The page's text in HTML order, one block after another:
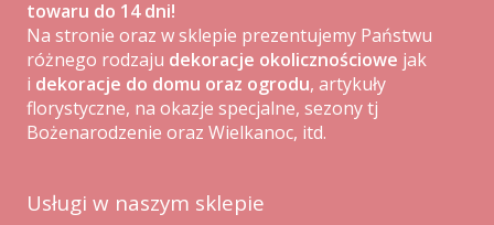
towaru do 14 dni!
Na stronie oraz w sklepie prezentujemy Państwu
różnego rodzaju dekoracje okolicznościowe jak
i dekoracje do domu oraz ogrodu, artykuły
florystyczne, na okazje specjalne, sezony tj
Bożenarodzenie oraz Wielkanoc, itd.
Usługi w naszym sklepie